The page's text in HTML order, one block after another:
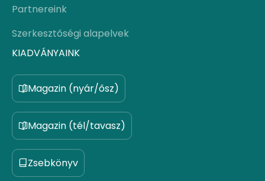
Partnereink
Szerkesztőségi alapelvek
KIADVÁNYAINK
Magazin (nyár/ősz)
Magazin (tél/tavasz)
Zsebkönyv